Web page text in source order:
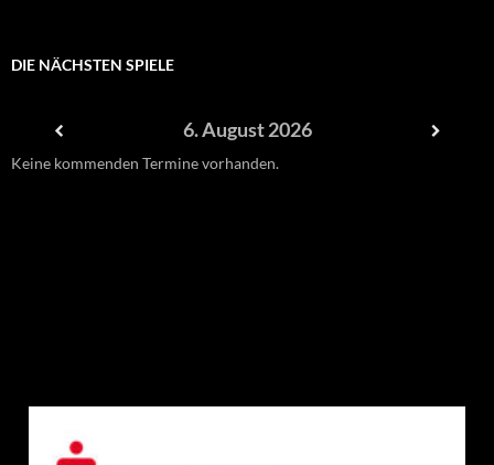
DIE NÄCHSTEN SPIELE
6. August 2026
Keine kommenden Termine vorhanden.